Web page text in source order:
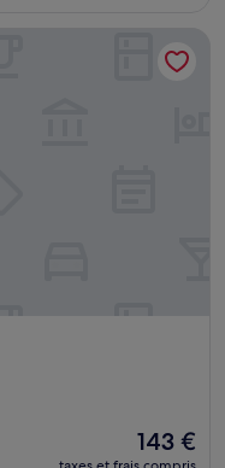
de
65 €
Le
nouveau
143 €